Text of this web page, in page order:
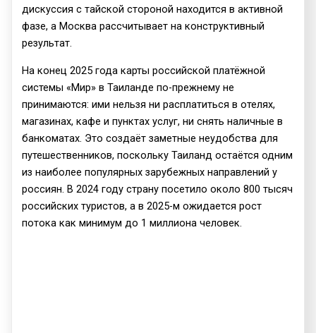
дискуссия с тайской стороной находится в активной
фазе, а Москва рассчитывает на конструктивный
результат.
На конец 2025 года карты российской платёжной
системы «Мир» в Таиланде по-прежнему не
принимаются: ими нельзя ни расплатиться в отелях,
магазинах, кафе и пунктах услуг, ни снять наличные в
банкоматах. Это создаёт заметные неудобства для
путешественников, поскольку Таиланд остаётся одним
из наиболее популярных зарубежных направлений у
россиян. В 2024 году страну посетило около 800 тысяч
российских туристов, а в 2025-м ожидается рост
потока как минимум до 1 миллиона человек.